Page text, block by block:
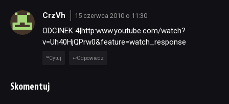
CrzVh 15 czerwca 2010 o 11:30
ODCINEK 4|http:www.youtube.com/watch?
v=Uh40HjQPrw0&feature=watch_response
Cytuj Odpowiedz
Skomentuj